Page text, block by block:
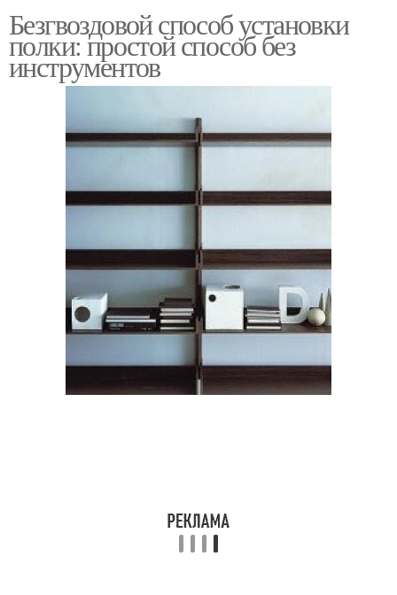
Безгвоздовой способ установки
полки: простой способ без
инструментов